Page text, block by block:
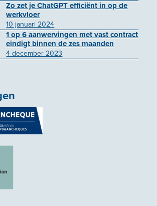
Zo zet je ChatGPT efficiënt in op de
werkvloer
10 januari 2024
1 op 6 aanwervingen met vast contract
eindigt binnen de zes maanden
4 december 2023